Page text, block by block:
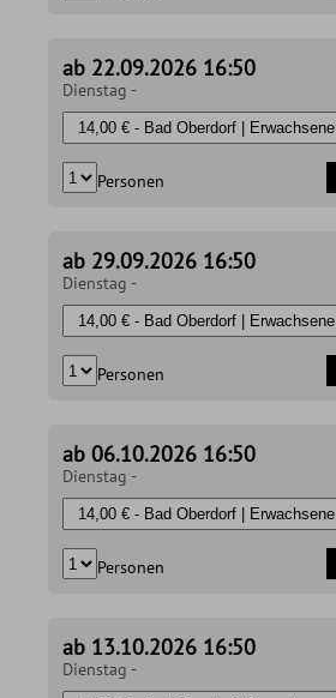
ab 22.09.2026 16:50
Dienstag -
Personen
ab 29.09.2026 16:50
Dienstag -
Personen
ab 06.10.2026 16:50
Dienstag -
Personen
ab 13.10.2026 16:50
Dienstag -